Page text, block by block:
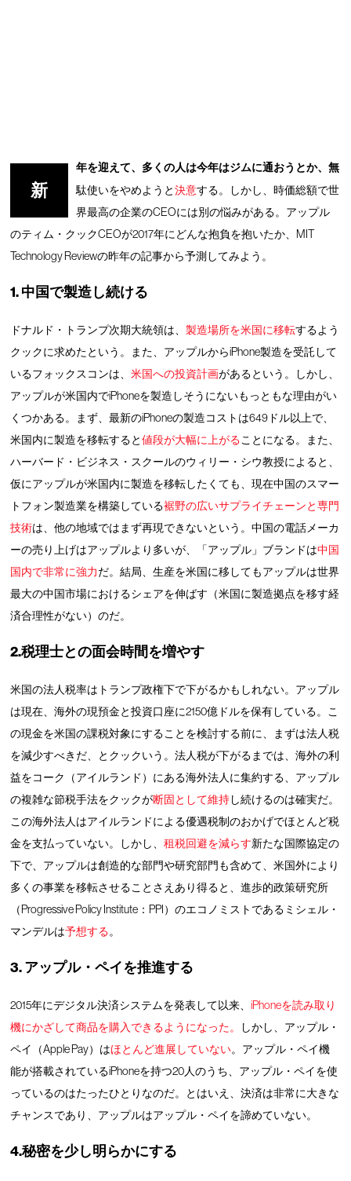
新
年を迎えて、多くの人は今年はジムに通おうとか、無
駄使いをやめようと決意する。しかし、時価総額で世
界最高の企業のCEOには別の悩みがある。アップル
のティム・クックCEOが2017年にどんな抱負を抱いたか、MIT
Technology Reviewの昨年の記事から予測してみよう。
1. 中国で製造し続ける
ドナルド・トランプ次期大統領は、製造場所を米国に移転するよう
クックに求めたという。また、アップルからiPhone製造を受託して
いるフォックスコンは、米国への投資計画があるという。しかし、
アップルが米国内でiPhoneを製造しそうにないもっともな理由がい
くつかある。まず、最新のiPhoneの製造コストは649ドル以上で、
米国内に製造を移転すると値段が大幅に上がることになる。また、
ハーバード・ビジネス・スクールのウィリー・シウ教授によると、
仮にアップルが米国内に製造を移転したくても、現在中国のスマー
トフォン製造業を構築している裾野の広いサプライチェーンと専門
技術は、他の地域ではまず再現できないという。中国の電話メーカ
ーの売り上げはアップルより多いが、「アップル」ブランドは中国
国内で非常に強力だ。結局、生産を米国に移してもアップルは世界
最大の中国市場におけるシェアを伸ばす（米国に製造拠点を移す経
済合理性がない）のだ。
2.税理士との面会時間を増やす
米国の法人税率はトランプ政権下で下がるかもしれない。アップル
は現在、海外の現預金と投資口座に2150億ドルを保有している。こ
の現金を米国の課税対象にすることを検討する前に、まずは法人税
を減少すべきだ、とクックいう。法人税が下がるまでは、海外の利
益をコーク（アイルランド）にある海外法人に集約する、アップル
の複雑な節税手法をクックが断固として維持し続けるのは確実だ。
この海外法人はアイルランドによる優遇税制のおかげでほとんど税
金を支払っていない。しかし、租税回避を減らす新たな国際協定の
下で、アップルは創造的な部門や研究部門も含めて、米国外により
多くの事業を移転させることさえあり得ると、進歩的政策研究所
（Progressive Policy Institute：PPI）のエコノミストであるミシェル・
マンデルは予想する。
3. アップル・ペイを推進する
2015年にデジタル決済システムを発表して以来、iPhoneを読み取り
機にかざして商品を購入できるようになった。
しかし、アップル・
ペイ（Apple Pay）はほとんど進展していない。アップル・ペイ機
能が搭載されているiPhoneを持つ20人のうち、アップル・ペイを使
っているのはたったひとりなのだ。とはいえ、決済は非常に大きな
チャンスであり、アップルはアップル・ペイを諦めていない。
4.秘密を少し明らかにする